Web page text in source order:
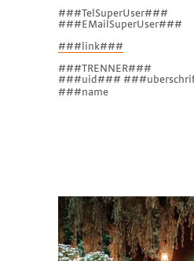
###TelSuperUser###
###EMailSuperUser###
###link###
###TRENNER###
###uid###
###name